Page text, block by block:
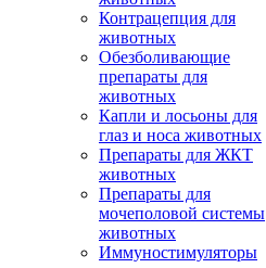
Контрацепция для
животных
Обезболивающие
препараты для
животных
Капли и лосьоны для
глаз и носа животных
Препараты для ЖКТ
животных
Препараты для
мочеполовой системы
животных
Иммуностимуляторы